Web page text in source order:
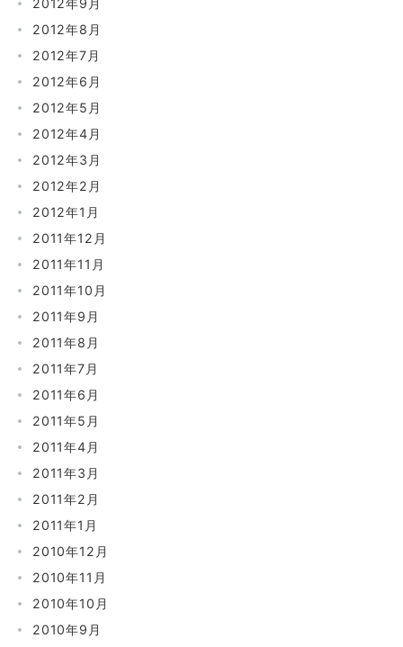
2012年9月
2012年8月
2012年7月
2012年6月
2012年5月
2012年4月
2012年3月
2012年2月
2012年1月
2011年12月
2011年11月
2011年10月
2011年9月
2011年8月
2011年7月
2011年6月
2011年5月
2011年4月
2011年3月
2011年2月
2011年1月
2010年12月
2010年11月
2010年10月
2010年9月